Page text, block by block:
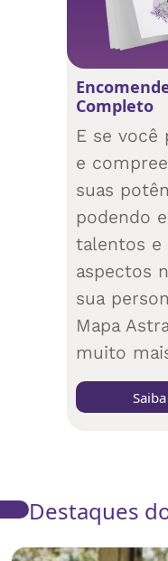
Completo
E se você
e
suas
podendo
talentos e
aspectos
sua
Mapa
muito
Destaques